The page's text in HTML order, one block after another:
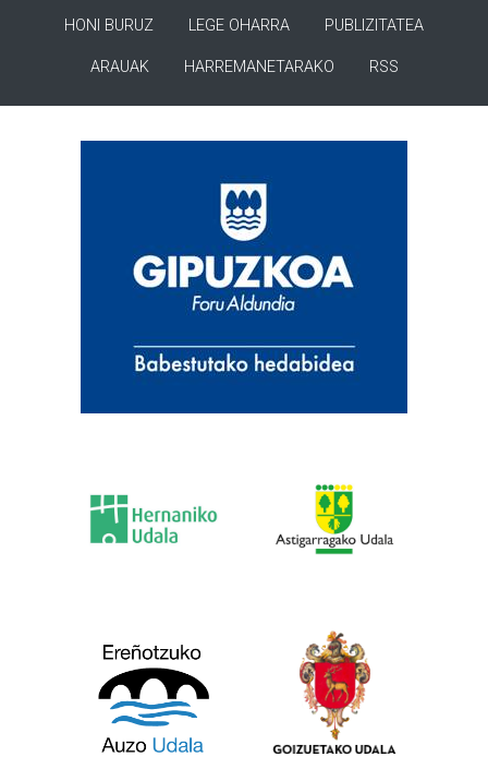
HONI BURUZ LEGE OHARRA PUBLIZITATEA
ARAUAK HARREMANETARAKO RSS